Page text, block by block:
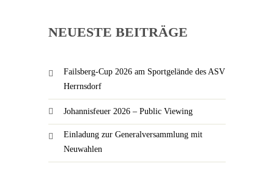
NEUESTE BEITRÄGE
Failsberg-Cup 2026 am Sportgelände des ASV
Herrnsdorf
Johannisfeuer 2026 – Public Viewing
Einladung zur Generalversammlung mit
Neuwahlen